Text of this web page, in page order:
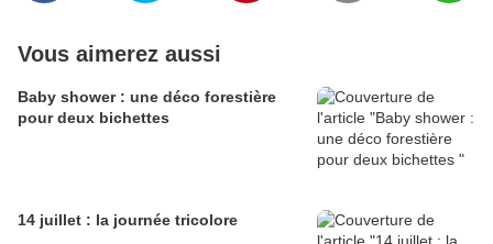
Vous aimerez aussi
Baby shower : une déco forestière
pour deux bichettes
14 juillet : la journée tricolore